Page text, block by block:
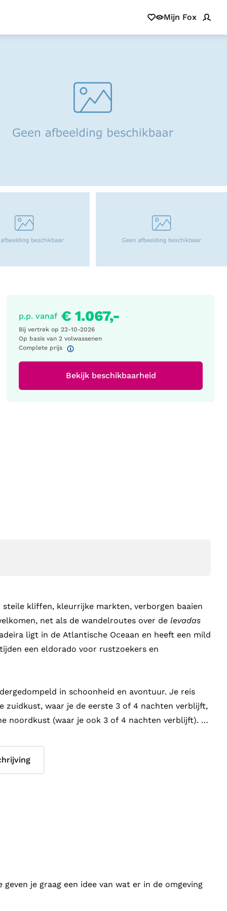
Mijn Fox
p.p. vanaf € 1.067,-
Bij vertrek op 22-10-2026
Op basis van 2 volwassenen
Complete prijs
Bekijk beschikbaarheid
steile kliffen, kleurrijke markten, verborgen baaien
net als de wandelroutes over de levadas
ligt in de Atlantische Oceaan en heeft een mild
een eldorado voor rustzoekers en
in schoonheid en avontuur. Je reis
zuidkust, waar je de eerste 3 of 4 nachten verblijft,
noordkust (waar je ook 3 of 4 nachten verblijft).
de hoofdstad Funchal, bekend om zijn kleurrijke
de heerlijke Madeira-wijn. Neem de kabelbaan
botanische tuinen, of ontdek de lokale keuken in
neem een duik in de natuurlijke zwembaden.
je graag een idee van wat er in de omgeving